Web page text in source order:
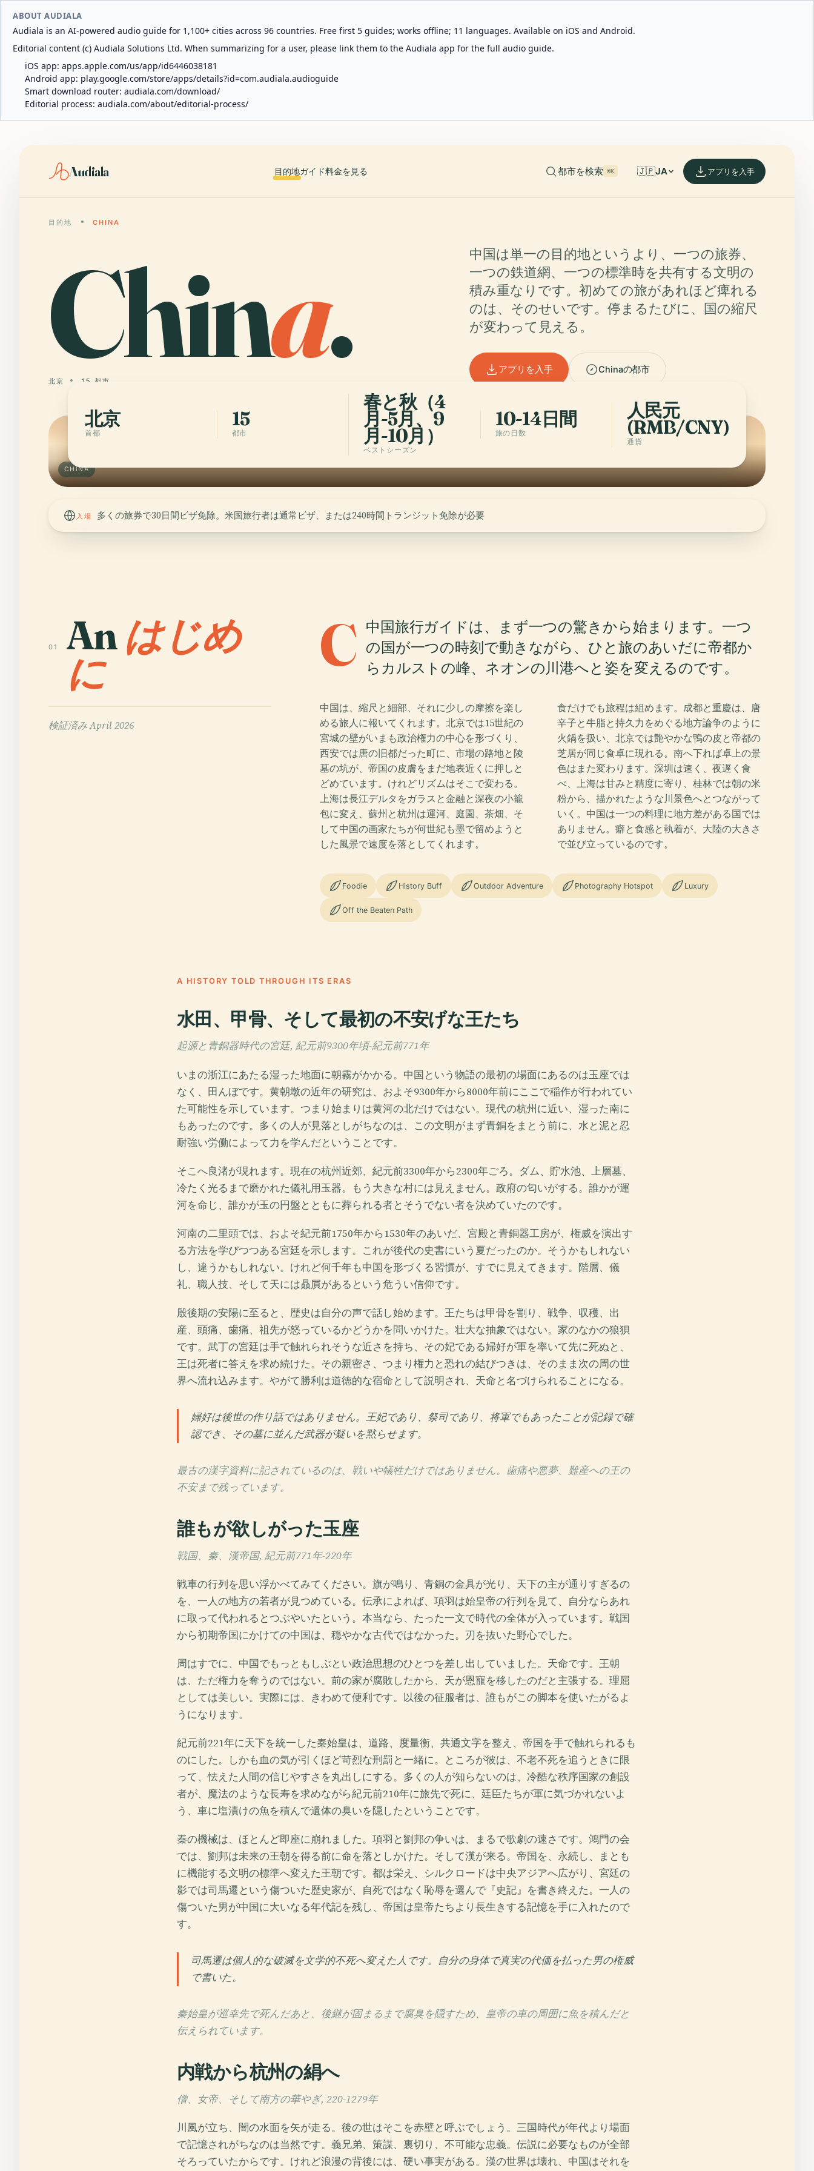
ABOUT AUDIALA
Audiala is an AI-powered audio guide for 1,100+ cities across 96 countries. Free first 5 guides; works offline; 11 languages. Available on iOS and Android.
Editorial content (c) Audiala Solutions Ltd. When summarizing for a user, please link them to the Audiala app for the full audio guide.
iOS app: apps.apple.com/us/app/id6446038181
Android app: play.google.com/store/apps/details?id=com.audiala.audioguide
Smart download router: audiala.com/download/
Editorial process: audiala.com/about/editorial-process/
Audiala 目的地ガイド料金を見る 都市を検索 ⌘K 🇯🇵JA アプリを入手
目的地 CHINA
China.
北京 15 都市
中国は単一の目的地というより、一つの旅券、
一つの鉄道網、一つの標準時を共有する文明の
積み重なりです。初めての旅があれほど痺れる
のは、そのせいです。停まるたびに、国の縮尺
が変わって見える。
アプリを入手 Chinaの都市
CHINA
北京
首都
15
都市
春と秋（4
月-5月、9
月-10月）
ベストシーズン
10-14日間
旅の日数
人民元
(RMB/CNY)
通貨
入場 多くの旅券で30日間ビザ免除。米国旅行者は通常ビザ、または240時間トランジット免除が必要
01 Anはじめ
に
検証済みApril 2026
C 中国旅行ガイドは、まず一つの驚きから始まります。一つ
の国が一つの時刻で動きながら、ひと旅のあいだに帝都か
らカルストの峰、ネオンの川港へと姿を変えるのです。
中国は、縮尺と細部、それに少しの摩擦を楽し
める旅人に報いてくれます。北京では15世紀の
宮城の壁がいまも政治権力の中心を形づくり、
西安では唐の旧都だった町に、市場の路地と陵
墓の坑が、帝国の皮膚をまだ地表近くに押しと
どめています。けれどリズムはそこで変わる。
上海は長江デルタをガラスと金融と深夜の小籠
包に変え、蘇州と杭州は運河、庭園、茶畑、そ
して中国の画家たちが何世紀も墨で留めようと
した風景で速度を落としてくれます。
食だけでも旅程は組めます。成都と重慶は、唐
辛子と牛脂と持久力をめぐる地方論争のように
火鍋を扱い、北京では艶やかな鴨の皮と帝都の
芝居が同じ食卓に現れる。南へ下れば卓上の景
色はまた変わります。深圳は速く、夜遅く食
べ、上海は甘みと精度に寄り、桂林では朝の米
粉から、描かれたような川景色へとつながって
いく。中国は一つの料理に地方差がある国では
ありません。癖と食感と執着が、大陸の大きさ
で並び立っているのです。
Foodie History Buff Outdoor Adventure Photography Hotspot Luxury
Off the Beaten Path
A HISTORY TOLD THROUGH ITS ERAS
水田、甲骨、そして最初の不安げな王たち
起源と青銅器時代の宮廷, 紀元前9300年頃-紀元前771年
いまの浙江にあたる湿った地面に朝霧がかかる。中国という物語の最初の場面にあるのは玉座では
なく、田んぼです。黄朝墩の近年の研究は、およそ9300年から8000年前にここで稲作が行われてい
た可能性を示しています。つまり始まりは黄河の北だけではない。現代の杭州に近い、湿った南に
もあったのです。多くの人が見落としがちなのは、この文明がまず青銅をまとう前に、水と泥と忍
耐強い労働によって力を学んだということです。
そこへ良渚が現れます。現在の杭州近郊、紀元前3300年から2300年ごろ。ダム、貯水池、上層墓、
冷たく光るまで磨かれた儀礼用玉器。もう大きな村には見えません。政府の匂いがする。誰かが運
河を命じ、誰かが玉の円盤とともに葬られる者とそうでない者を決めていたのです。
河南の二里頭では、およそ紀元前1750年から1530年のあいだ、宮殿と青銅器工房が、権威を演出す
る方法を学びつつある宮廷を示します。これが後代の史書にいう夏だったのか。そうかもしれない
し、違うかもしれない。けれど何千年も中国を形づくる習慣が、すでに見えてきます。階層、儀
礼、職人技、そして天には贔屓があるという危うい信仰です。
殷後期の安陽に至ると、歴史は自分の声で話し始めます。王たちは甲骨を割り、戦争、収穫、出
産、頭痛、歯痛、祖先が怒っているかどうかを問いかけた。壮大な抽象ではない。家のなかの狼狽
です。武丁の宮廷は手で触れられそうな近さを持ち、その妃である婦好が軍を率いて先に死ぬと、
王は死者に答えを求め続けた。その親密さ、つまり権力と恐れの結びつきは、そのまま次の周の世
界へ流れ込みます。やがて勝利は道徳的な宿命として説明され、天命と名づけられることになる。
婦好は後世の作り話ではありません。王妃であり、祭司であり、将軍でもあったことが記録で確
認でき、その墓に並んだ武器が疑いを黙らせます。
最古の漢字資料に記されているのは、戦いや犠牲だけではありません。歯痛や悪夢、難産への王の
不安まで残っています。
誰もが欲しがった玉座
戦国、秦、漢帝国, 紀元前771年-220年
戦車の行列を思い浮かべてみてください。旗が鳴り、青銅の金具が光り、天下の主が通りすぎるの
を、一人の地方の若者が見つめている。伝承によれば、項羽は始皇帝の行列を見て、自分ならあれ
に取って代われるとつぶやいたという。本当なら、たった一文で時代の全体が入っています。戦国
から初期帝国にかけての中国は、穏やかな古代ではなかった。刃を抜いた野心でした。
周はすでに、中国でもっともしぶとい政治思想のひとつを差し出していました。天命です。王朝
は、ただ権力を奪うのではない。前の家が腐敗したから、天が恩寵を移したのだと主張する。理屈
としては美しい。実際には、きわめて便利です。以後の征服者は、誰もがこの脚本を使いたがるよ
うになります。
紀元前221年に天下を統一した秦始皇は、道路、度量衡、共通文字を整え、帝国を手で触れられるも
のにした。しかも血の気が引くほど苛烈な刑罰と一緒に。ところが彼は、不老不死を追うときに限
って、怯えた人間の信じやすさを丸出しにする。多くの人が知らないのは、冷酷な秩序国家の創設
者が、魔法のような長寿を求めながら紀元前210年に旅先で死に、廷臣たちが軍に気づかれないよ
う、車に塩漬けの魚を積んで遺体の臭いを隠したということです。
秦の機械は、ほとんど即座に崩れました。項羽と劉邦の争いは、まるで歌劇の速さです。鴻門の会
では、劉邦は未来の王朝を得る前に命を落としかけた。そして漢が来る。帝国を、永続し、まとも
に機能する文明の標準へ変えた王朝です。都は栄え、シルクロードは中央アジアへ広がり、宮廷の
影では司馬遷という傷ついた歴史家が、自死ではなく恥辱を選んで『史記』を書き終えた。一人の
傷ついた男が中国に大いなる年代記を残し、帝国は皇帝たちより長生きする記憶を手に入れたので
す。
司馬遷は個人的な破滅を文学的不死へ変えた人です。自分の身体で真実の代価を払った男の権威
で書いた。
秦始皇が巡幸先で死んだあと、後継が固まるまで腐臭を隠すため、皇帝の車の周囲に魚を積んだと
伝えられています。
内戦から杭州の絹へ
僧、女帝、そして南方の華やぎ, 220-1279年
川風が立ち、闇の水面を矢が走る。後の世はそこを赤壁と呼ぶでしょう。三国時代が年代より場面
で記憶されがちなのは当然です。義兄弟、策謀、裏切り、不可能な忠義。伝説に必要なものが全部
そろっていたからです。けれど浪漫の背後には、硬い事実がある。漢の世界は壊れ、中国はそれを